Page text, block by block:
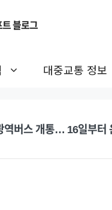
블로그
대중교통 정보
역버스 개통… 16일부터